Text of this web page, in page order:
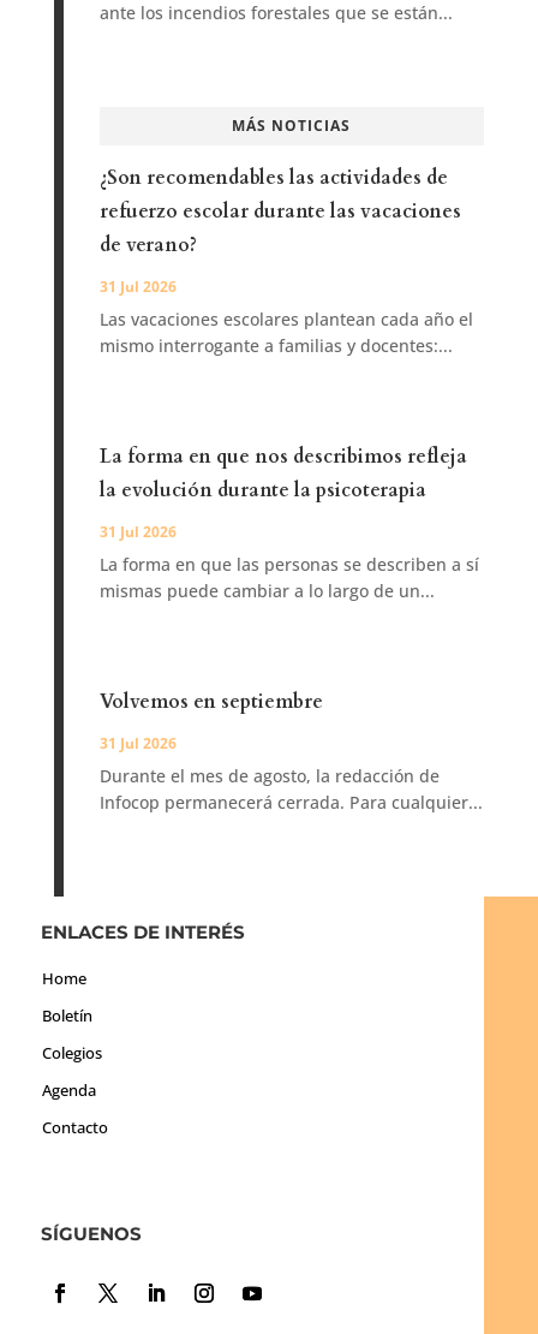
ante los incendios forestales que se están...
MÁS NOTICIAS
¿Son recomendables las actividades de
refuerzo escolar durante las vacaciones
de verano?
31 Jul 2026
Las vacaciones escolares plantean cada año el
mismo interrogante a familias y docentes:...
La forma en que nos describimos refleja
la evolución durante la psicoterapia
31 Jul 2026
La forma en que las personas se describen a sí
mismas puede cambiar a lo largo de un...
Volvemos en septiembre
31 Jul 2026
Durante el mes de agosto, la redacción de
Infocop permanecerá cerrada. Para cualquier...
ENLACES DE INTERÉS
Home
Boletín
Colegios
Agenda
Contacto
SÍGUENOS